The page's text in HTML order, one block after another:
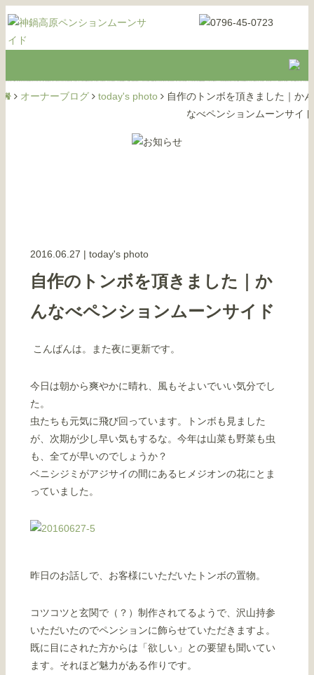
オーナーブログ today's photo
自作のトンボを頂きました｜かん
なべペンションムーンサイド
2016.06.27 | today's photo
自作のトンボを頂きました｜か
んなべペンションムーンサイド
こんばんは。また夜に更新です。
今日は朝から爽やかに晴れ、風もそよいでいい気分でし
た。
虫たちも元気に飛び回っています。トンボも見ました
が、次期が少し早い気もするな。今年は山菜も野菜も虫
も、全てが早いのでしょうか？
ベニシジミがアジサイの間にあるヒメジオンの花にとま
っていました。
昨日のお話しで、お客様にいただいたトンボの置物。
コツコツと玄関で（？）制作されてるようで、沢山持参
いただいたのでペンションに飾らせていただきますよ。
既に目にされた方からは「欲しい」との要望も聞いてい
ます。それほど魅力がある作りです。